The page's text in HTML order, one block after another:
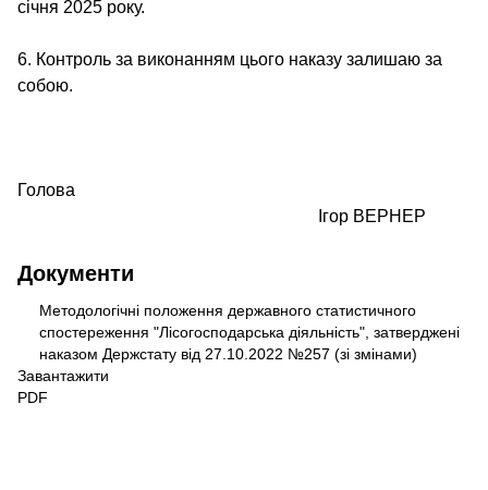
січня 2025 року.
6. Контроль за виконанням цього наказу залишаю за
собою.
Голова
Ігор ВЕРНЕР
Документи
Документ
Методологічні положення державного статистичного
спостереження "Лісогосподарська діяльність", затверджені
наказом Держстату від 27.10.2022 №257 (зі змінами)
Завантажити
PDF